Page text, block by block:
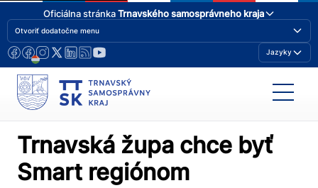
Oficiálna stránkaTrnavského samosprávneho kraja
Otvoriť dodatočne menu
Jazyky
Trnavská župa chce byť
Smart regiónom